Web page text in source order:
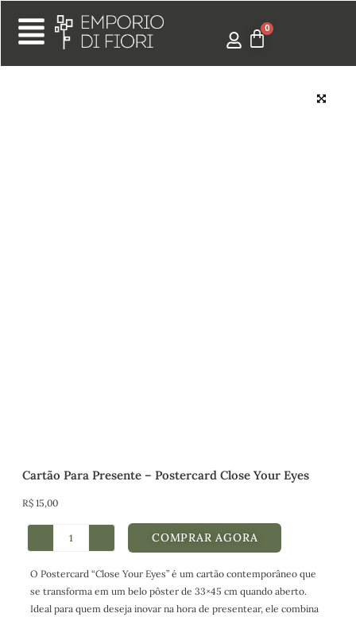
Cartão Para Presente – Postercard Close Your Eyes
R$15,00
COMPRAR AGORA
O Postercard “Close Your Eyes” é um cartão contemporâneo que
se transforma em um belo pôster de 33×45 cm quando aberto.
Ideal para quem deseja inovar na hora de presentear, ele combina